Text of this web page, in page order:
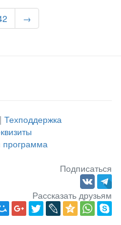
→
| Техподдержка
программа
Подписаться
Рассказать друзьям